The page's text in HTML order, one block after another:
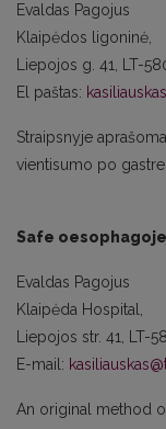
Evaldas Pagojus
Klaipėdos ligoninė,
Liepojos g. 41, LT-
El paštas:
Straipsnyje
vientisumo po
Safe
Evaldas Pagojus
Klaipėda Hospital,
Liepojos str. 41, LT-
E-mail:
An original method